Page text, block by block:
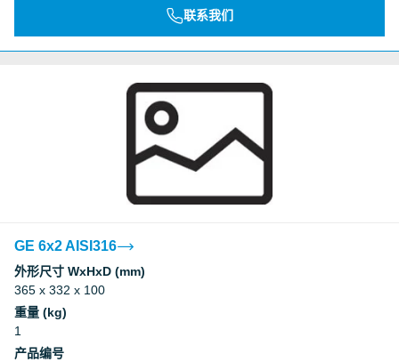
联系我们
GE 6x2 AISI316
外形尺寸 WxHxD (mm)
365 x 332 x 100
重量 (kg)
1
产品编号